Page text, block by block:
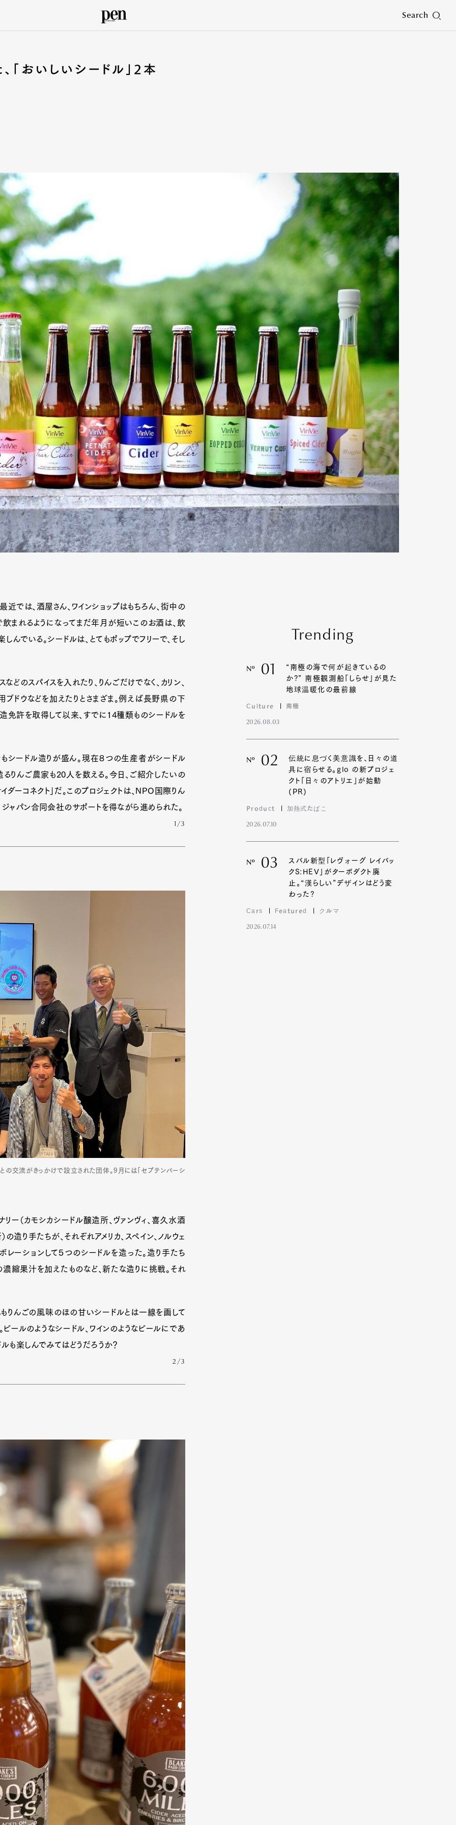
Search
Art&Design Watch
Cars Product
Lifestyle
Pen international Pen tw
「おいしいシードル」2本
では、酒屋さん、ワインショップはもちろん、街中の
飲まれるようになってまだ年月が短いこのお酒は、飲
んでいる。シードルは、とてもポップでフリーで、そし
どのスパイスを入れたり、りんごだけでなく、カリン、
ブドウなどを加えたりとさまざま。例えば長野県の下
免許を取得して以来、すでに14種類ものシードルを
シードル造りが盛ん。現在８つの生産者がシードル
りんご農家も20人を数える。今日、ご紹介したいの
ダーコネクト」だ。このプロジェクトは、NPO国際りん
ャパン合同会社のサポートを得ながら進められた。
1/3
交流がきっかけで設立された団体。9月には「セプテンバーシ
ー（カモシカシードル醸造所、ヴァンヴィ、喜久水酒
造り手たちが、それぞれアメリカ、スペイン、ノルウェ
レーションして５つのシードルを造った。造り手たち
縮果汁を加えたものなど、新たな造りに挑戦。それ
りんごの風味のほの甘いシードルとは一線を画して
ールのようなシードル、ワインのようなビールにであ
も楽しんでみてはどうだろうか？
2/3
Trending
Nº 01
“南極の海で何が起きているの
か?” 南極観測船「しらせ」が見た
地球温暖化の最前線
Culture 南極
2026.08.03
Nº 02
伝統に息づく美意識を、日々の道
具に宿らせる。glo の新プロジェ
クト「日々のアトリエ」が始動
(PR)
Product 加熱式たばこ
2026.07.10
Nº 03
スバル新型「レヴォーグ レイバッ
クS:HEV」がターボダクト廃
止。“漢らしい”デザインはどう変
わった?
Cars Featured クルマ
2026.07.14